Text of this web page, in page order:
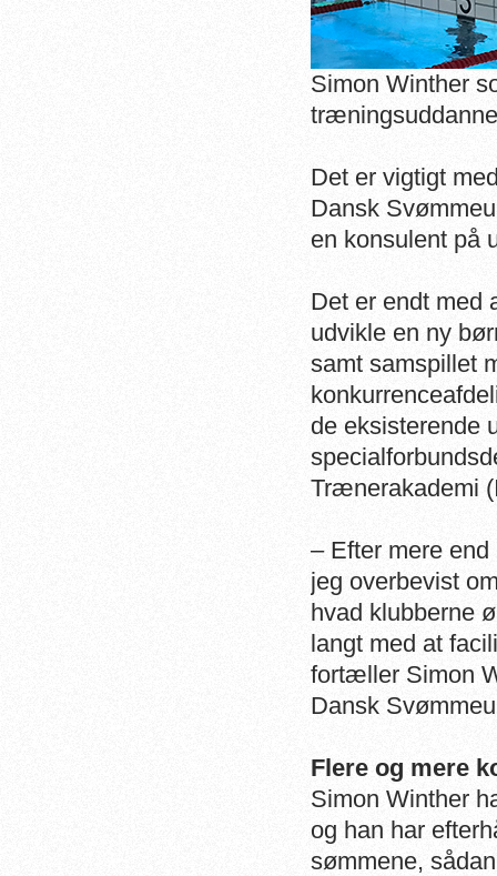
Simon Winther
Det er vigtigt
Dansk
en konsulent på
Det er endt med
udvikle en ny
samt samspillet
de eksisterende
Trænerakademi
– Efter mere
jeg overbevist
hvad klubberne
langt med at
fortæller Simon
Dansk
Flere og mere
Simon Winther
og han har
sømmene,